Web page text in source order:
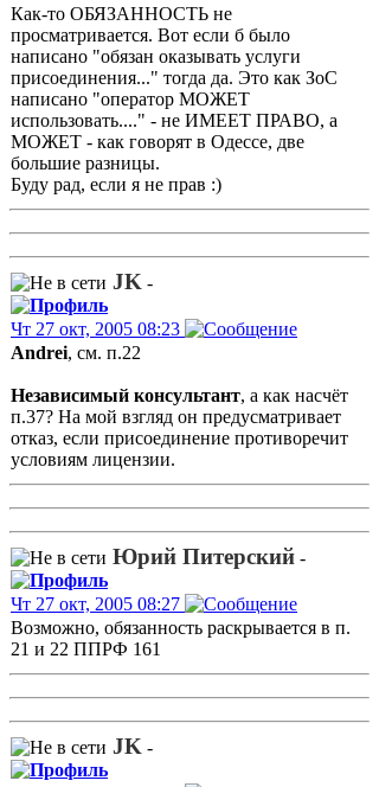
Как-то ОБЯЗАННОСТЬ не
просматривается. Вот если б было
написано "обязан оказывать услуги
присоединения..." тогда да. Это как ЗоС
написано "оператор МОЖЕТ
использовать...." - не ИМЕЕТ ПРАВО, а
МОЖЕТ - как говорят в Одессе, две
большие разницы.
Буду рад, если я не прав :)
JK -
Чт 27 окт, 2005 08:23
Andrei, см. п.22
Независимый консультант, а как насчёт
п.37? На мой взгляд он предусматривает
отказ, если присоединение противоречит
условиям лицензии.
Юрий Питерский -
Чт 27 окт, 2005 08:27
Возможно, обязанность раскрывается в п.
21 и 22 ППРФ 161
JK -